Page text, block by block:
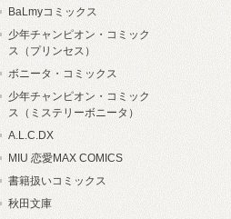
BaLmyコミックス
少年チャンピオン・コミック
ス（プリンセス）
ボニータ・コミックス
少年チャンピオン・コミック
ス（ミステリーボニータ）
A.L.C.DX
MIU 恋愛MAX COMICS
書籍扱いコミックス
秋田文庫